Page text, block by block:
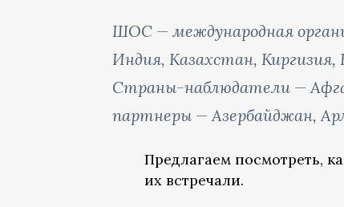
ШОС — международная
Индия, Казахстан,
Страны-наблюдатели —
партнеры — Азербайджан,
Предлагаем посмотреть,
их встречали.